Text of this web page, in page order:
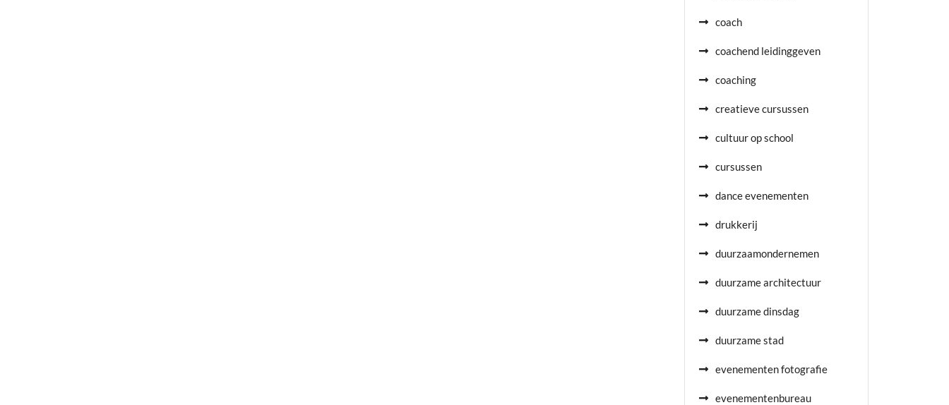
coach
coachend leidinggeven
coaching
creatieve cursussen
cultuur op school
cursussen
dance evenementen
drukkerij
duurzaamondernemen
duurzame architectuur
duurzame dinsdag
duurzame stad
evenementen fotografie
evenementenbureau